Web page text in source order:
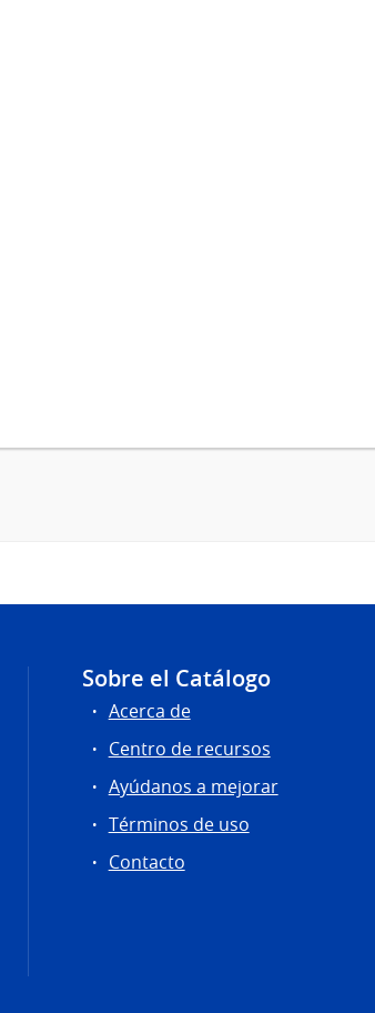
Sobre el Catálogo
Acerca de
Centro de recursos
Ayúdanos a mejorar
Términos de uso
Contacto